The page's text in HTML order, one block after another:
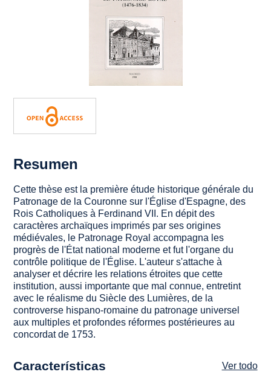
Resumen
Cette thèse est la première étude historique générale du
Patronage de la Couronne sur l'Église d'Espagne, des
Rois Catholiques à Ferdinand VII. En dépit des
caractères archaïques imprimés par ses origines
médiévales, le Patronage Royal accompagna les
progrès de l'État national moderne et fut l'organe du
contrôle politique de l'Église. L'auteur s'attache à
analyser et décrire les relations étroites que cette
institution, aussi importante que mal connue, entretint
avec le réalisme du Siècle des Lumières, de la
controverse hispano-romaine du patronage universel
aux multiples et profondes réformes postérieures au
concordat de 1753.
Características Ver todo